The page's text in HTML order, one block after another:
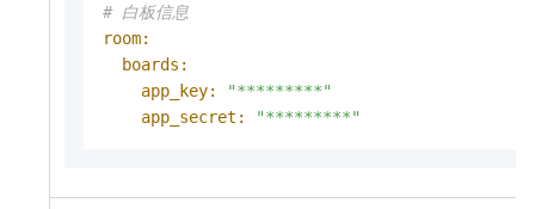
# 白板信息
room:
boards:
app_key:
"*********"
app_secret:
"*********"